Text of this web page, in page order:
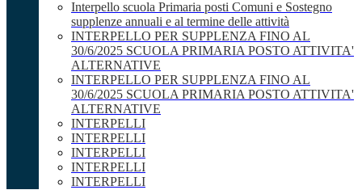
Interpello scuola Primaria posti Comuni e Sostegno
supplenze annuali e al termine delle attività
INTERPELLO PER SUPPLENZA FINO AL
30/6/2025 SCUOLA PRIMARIA POSTO ATTIVITA'
ALTERNATIVE
INTERPELLO PER SUPPLENZA FINO AL
30/6/2025 SCUOLA PRIMARIA POSTO ATTIVITA'
ALTERNATIVE
INTERPELLI
INTERPELLI
INTERPELLI
INTERPELLI
INTERPELLI